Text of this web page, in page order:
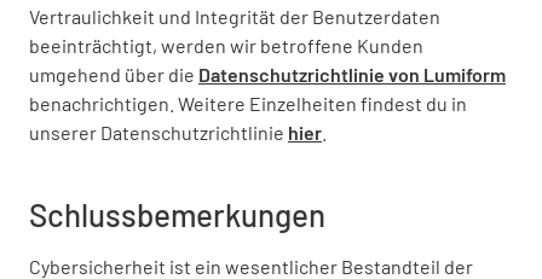
Vertraulichkeit und Integrität der Benutzerdaten
beeinträchtigt, werden wir betroffene Kunden
umgehend über die Datenschutzrichtlinie von Lumiform
benachrichtigen. Weitere Einzelheiten findest du in
unserer Datenschutzrichtlinie hier
Schlussbemerkungen
Cybersicherheit ist ein wesentlicher Bestandteil der